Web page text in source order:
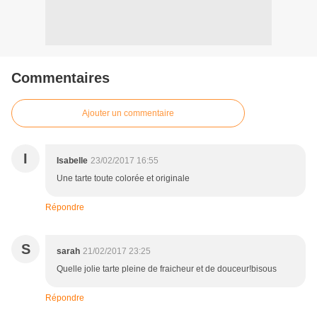
Commentaires
Ajouter un commentaire
I Isabelle 23/02/2017 16:55
Une tarte toute colorée et originale
Répondre
S sarah 21/02/2017 23:25
Quelle jolie tarte pleine de fraicheur et de douceur!bisous
Répondre